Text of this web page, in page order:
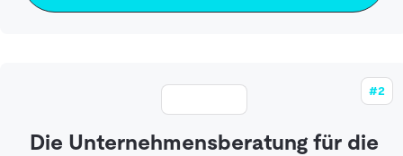
#2
Die Unternehmensberatung für die